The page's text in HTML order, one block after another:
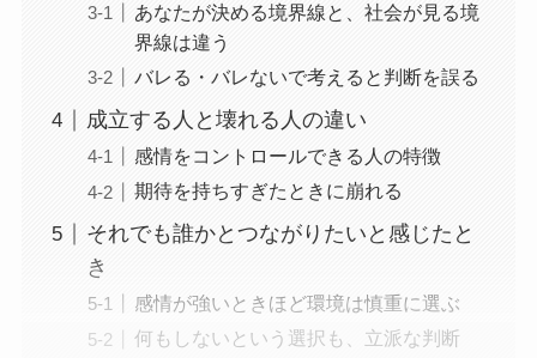
あなたが決める境界線と、社会が見る境
界線は違う
バレる・バレないで考えると判断を誤る
成立する人と壊れる人の違い
感情をコントロールできる人の特徴
期待を持ちすぎたときに崩れる
それでも誰かとつながりたいと感じたと
き
感情が強いときほど環境は慎重に選ぶ
何もしないという選択も、立派な判断